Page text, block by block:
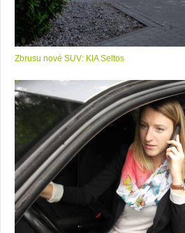
Zbrusu nové SUV: KIA Seltos